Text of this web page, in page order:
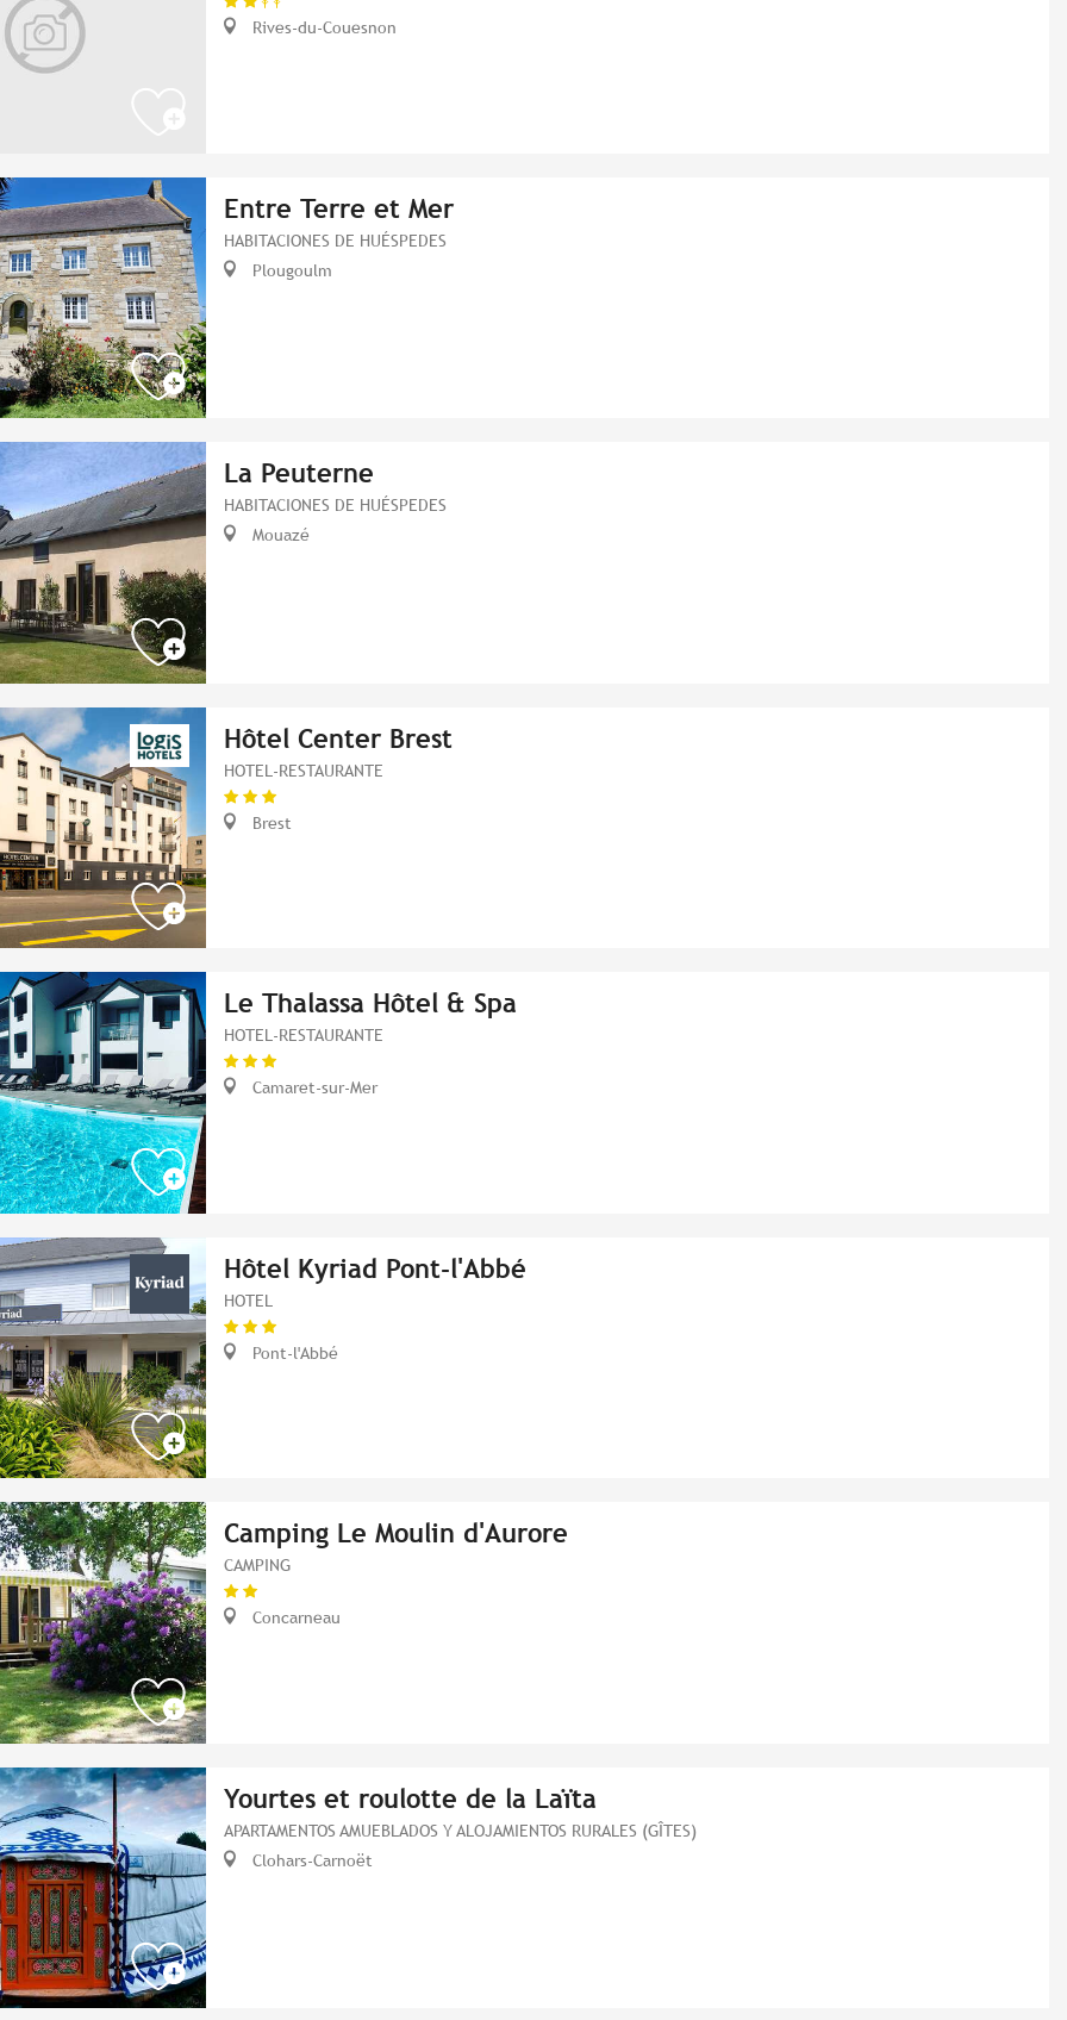
Rives-du-Couesnon
Entre Terre et Mer
HABITACIONES DE HUÉSPEDES
Plougoulm
La Peuterne
HABITACIONES DE HUÉSPEDES
Mouazé
Hôtel Center Brest
HOTEL-RESTAURANTE
Brest
Le Thalassa Hôtel & Spa
HOTEL-RESTAURANTE
Camaret-sur-Mer
Hôtel Kyriad Pont-l'Abbé
HOTEL
Pont-l'Abbé
Camping Le Moulin d'Aurore
CAMPING
Concarneau
Yourtes et roulotte de la Laïta
APARTAMENTOS AMUEBLADOS Y ALOJAMIENTOS RURALES (GÎTES)
Clohars-Carnoët